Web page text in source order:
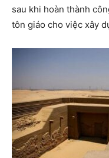
sau khi hoàn thành
tôn giáo cho việc xây